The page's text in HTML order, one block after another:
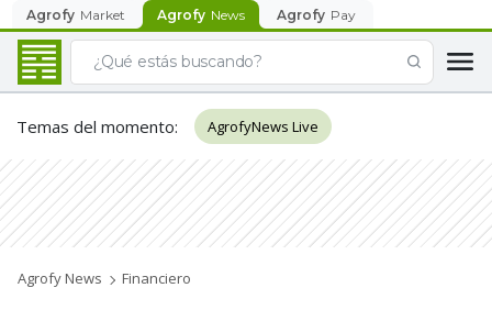
Agrofy Market Agrofy News Agrofy Pay
Temas del momento: AgrofyNews Live
Agrofy News Financiero